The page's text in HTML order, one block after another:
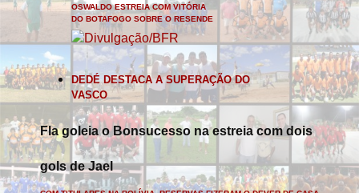
OSWALDO ESTREIA COM VITÓRIA
DO BOTAFOGO SOBRE O RESENDE
DEDÉ DESTACA A SUPERAÇÃO DO
VASCO
Fla goleia o Bonsucesso na estreia com dois
gols de Jael